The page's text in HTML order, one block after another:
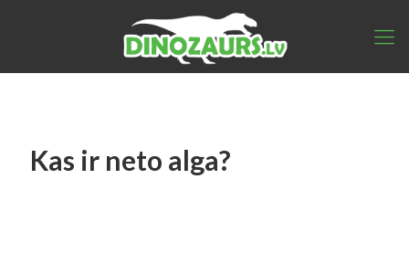
Kas ir neto alga?